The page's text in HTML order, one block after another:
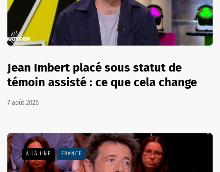
Jean Imbert placé sous statut de
témoin assisté : ce que cela change
7 août 2026
A LA UNE FRANCE